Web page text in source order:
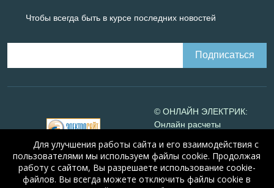
Чтобы всегда быть в курсе последних новостей
© ОНЛАЙН ЭЛЕКТРИК:
Онлайн расчеты
Online-electric.ru, 2008-
2026
© А.Н. Алюнов, 2008-2026
Для улучшения работы сайта и его взаимодействия с
пользователями мы используем файлы cookie. Продолжая
работу с сайтом, Вы разрешаете использование cookie-
файлов. Вы всегда можете отключить файлы cookie в